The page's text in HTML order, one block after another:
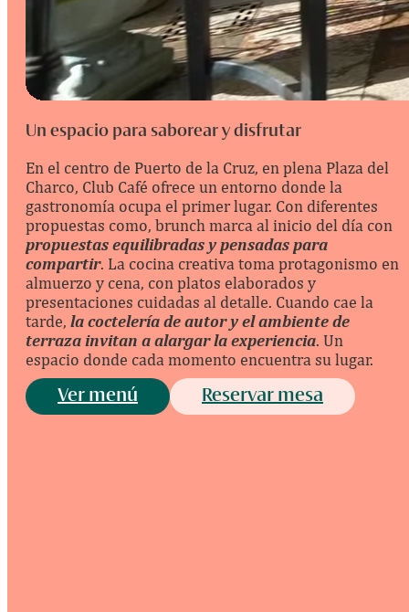
Un espacio para saborear y disfrutar
En el centro de Puerto de la Cruz, en plena Plaza del
Charco, Club Café ofrece un entorno donde la
gastronomía ocupa el primer lugar. Con diferentes
propuestas como, brunch marca al inicio del día con
propuestas equilibradas y pensadas para
compartir. La cocina creativa toma protagonismo en
almuerzo y cena, con platos elaborados y
presentaciones cuidadas al detalle. Cuando cae la
tarde, la coctelería de autor y el ambiente de
terraza invitan a alargar la experiencia. Un
espacio donde cada momento encuentra su lugar.
Ver menú Reservar mesa